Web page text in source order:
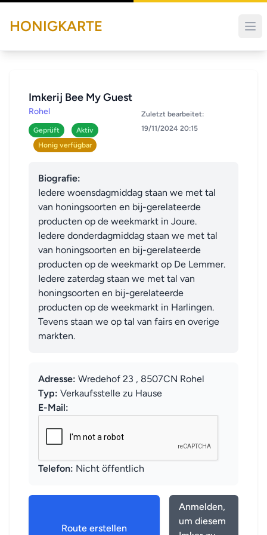
HONIGKARTE
Imkerij Bee My Guest
Rohel
Geprüft
Aktiv
Honig verfügbar
Zuletzt bearbeitet:
19/11/2024 20:15
Biografie:
Iedere woensdagmiddag staan we met tal
van honingsoorten en bij-gerelateerde
producten op de weekmarkt in Joure.
Iedere donderdagmiddag staan we met tal
van honingsoorten en bij-gerelateerde
producten op de weekmarkt op De Lemmer.
Iedere zaterdag staan we met tal van
honingsoorten en bij-gerelateerde
producten op de weekmarkt in Harlingen.
Tevens staan we op tal van fairs en overige
markten.
Adresse: Wredehof 23 , 8507CN Rohel
Typ: Verkaufsstelle zu Hause
E-Mail:
Telefon: Nicht öffentlich
Route erstellen
Anmelden,
um diesem